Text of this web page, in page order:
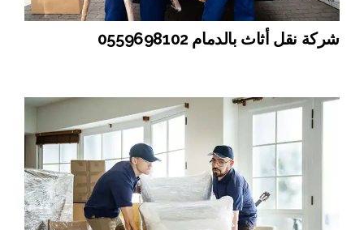
شركة نقل أثاث بالدمام 0559698102